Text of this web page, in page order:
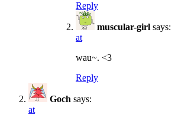
Reply
muscular-girl says:
at
wau~. <3
Reply
Goch says:
at